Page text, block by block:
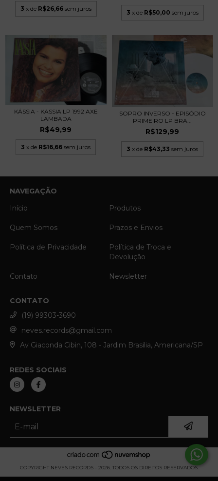
3 x de R$26,66 sem juros 3 x de R$50,00 sem juros
KÁSSIA - KASSIA LP 1992 AXE
LAMBADA
R$49,99
3 x de R$16,66 sem juros
SOPRO INVERSO - EPISÓDIO
PRIMEIRO LP BRA...
R$129,99
3 x de R$43,33 sem juros
NAVEGAÇÃO
Início
Produtos
Quem Somos Prazos e Envios
Política de Privacidade
Política de Troca e
Devolução
Contato Newsletter
CONTATO
(19) 99303-3690
neves.records@gmail.com
Av Giaconda Cibin, 108 - Jardim Brasilia, Americana/SP
REDES SOCIAIS
NEWSLETTER
COPYRIGHT NEVES RECORDS - 2026. TODOS OS DIREITOS RESERVADOS.